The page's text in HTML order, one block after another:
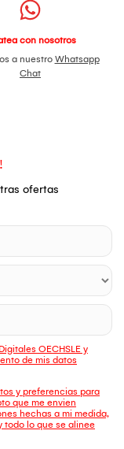
con nosotros
a nuestro Whatsapp
Chat
ofertas
OECHSLE y
de mis datos
y preferencias para
que me envien
hechas a mi medida,
todo lo que se alinee